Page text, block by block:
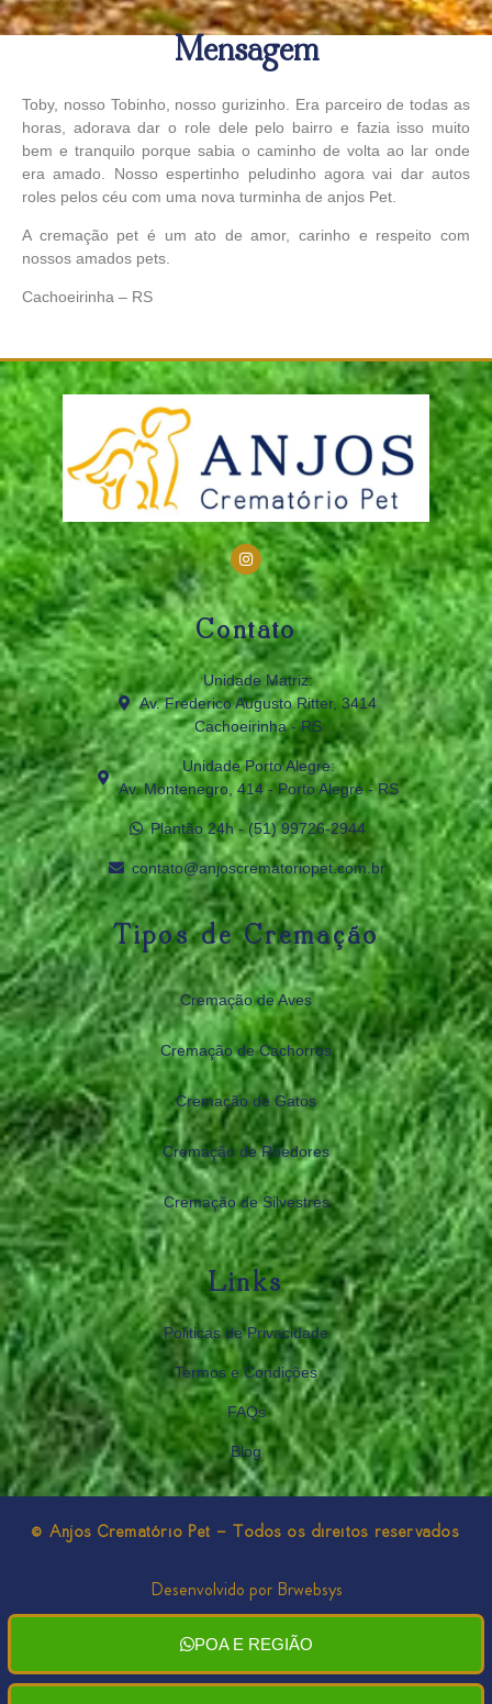
Mensagem
Toby, nosso Tobinho, nosso gurizinho. Era parceiro de todas as
horas, adorava dar o role dele pelo bairro e fazia isso muito
bem e tranquilo porque sabia o caminho de volta ao lar onde
era amado. Nosso espertinho peludinho agora vai dar autos
roles pelos céu com uma nova turminha de anjos Pet.
A cremação pet é um ato de amor, carinho e respeito com
nossos amados pets.
Cachoeirinha – RS
Contato
Unidade Matriz:
Av. Frederico Augusto Ritter, 3414
Cachoeirinha - RS
Unidade Porto Alegre:
Av. Montenegro, 414 - Porto Alegre - RS
Plantão 24h - (51) 99726‑2944
contato@anjoscrematoriopet.com.br
Tipos de Cremação
Cremação de Aves
Cremação de Cachorros
Cremação de Gatos
Cremação de Roedores
Cremação de Silvestres
Links
Politicas de Privacidade
Termos e Condições
FAQs
Blog
© Anjos Crematório Pet - Todos os direitos reservados
Desenvolvido por Brwebsys
POA E REGIÃO